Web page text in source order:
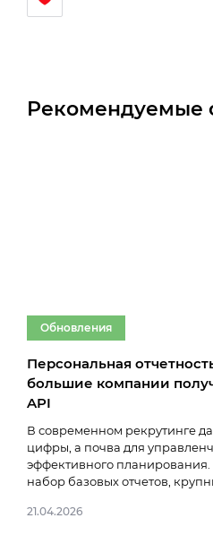
Рекомендуемые
Обновления
Персональная
большие компании
API
В современном рекрутинге
цифры, а почва для
эффективного планирования.
набор базовых отчетов,
21.04.2026